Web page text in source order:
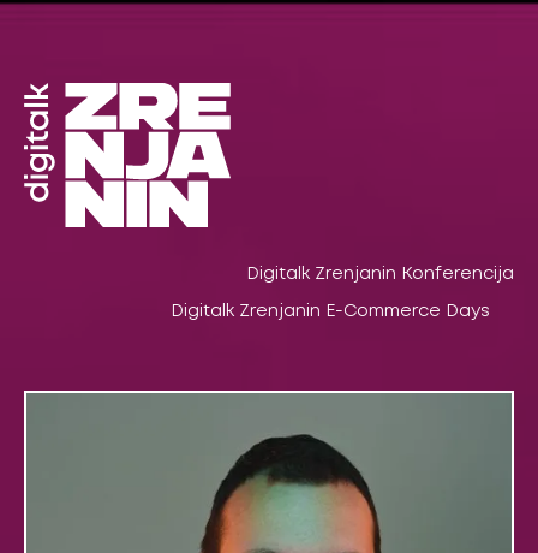
Digitalk Zrenjanin Konferencija
Digitalk Zrenjanin E-Commerce Days